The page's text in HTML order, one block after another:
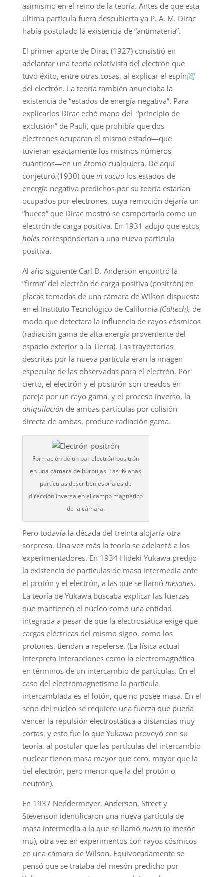
asimismo en el reino de la teoría. Antes de que esta
última partícula fuera descubierta ya P. A. M. Dirac
había postulado la existencia de “antimateria”.
El primer aporte de Dirac (1927) consistió en
adelantar una teoría relativista del electrón que
tuvo éxito, entre otras cosas, al explicar el espín[8]
del electrón. La teoría también anunciaba la
existencia de “estados de energía negativa”. Para
explicarlos Dirac echó mano del “principio de
exclusión” de Pauli, que prohibía que dos
electrones ocuparan el mismo estado—que
tuvieran exactamente los mismos números
cuánticos—en un átomo cualquiera. De aquí
conjeturó (1930) que in vacuolos estados de
energía negativa predichos por su teoría estarían
ocupados por electrones, cuya remoción dejaría un
“hueco” que Dirac mostró se comportaría como un
electrón de carga positiva. En 1931 adujo que estos
holescorresponderían a una nueva partícula
positiva.
Al año siguiente Carl D. Anderson encontró la
“firma” del electrón de carga positiva (positrón) en
placas tomadas de una cámara de Wilson dispuesta
en el Instituto Tecnológico de California (Caltech), de
modo que detectara la influencia de rayos cósmicos
(radiación gama de alta energía proveniente del
espacio exterior a la Tierra). Las trayectorias
descritas por la nueva partícula eran la imagen
especular de las observadas para el electrón. Por
cierto, el electrón y el positrón son creados en
pareja por un rayo gama, y el proceso inverso, la
aniquilación de ambas partículas por colisión
directa de ambas, produce radiación gama.
Formación de un par electrón-positrón
en una cámara de burbujas. Las livianas
partículas describen espirales de
dirección inversa en el campo magnético
de la cámara.
Pero todavía la década del treinta alojaría otra
sorpresa. Una vez más la teoría se adelantó a los
experimentadores. En 1934 Hideki Yukawa predijo
la existencia de partículas de masa intermedia ante
el protón y el electrón, a las que se llamó mesones.
La teoría de Yukawa buscaba explicar las fuerzas
que mantienen el núcleo como una entidad
integrada a pesar de que la electrostática exige que
cargas eléctricas del mismo signo, como los
protones, tiendan a repelerse. (La física actual
interpreta interacciones como la electromagnética
en términos de un intercambio de partículas. En el
caso del electromagnetismo la partícula
intercambiada es el fotón, que no posee masa. En el
seno del núcleo se requiere una fuerza que pueda
vencer la repulsión electrostática a distancias muy
cortas, y esto fue lo que Yukawa proveyó con su
teoría, al postular que las partículas del intercambio
nuclear tienen masa mayor que cero, mayor que la
del electrón, pero menor que la del protón o
neutrón).
En 1937 Neddermeyer, Anderson, Street y
Stevenson identificaron una nueva partícula de
masa intermedia a la que se llamó muón (o mesón
mu), otra vez en experimentos con rayos cósmicos
en una cámara de Wilson. Equivocadamente se
pensó que se trataba del mesón predicho por